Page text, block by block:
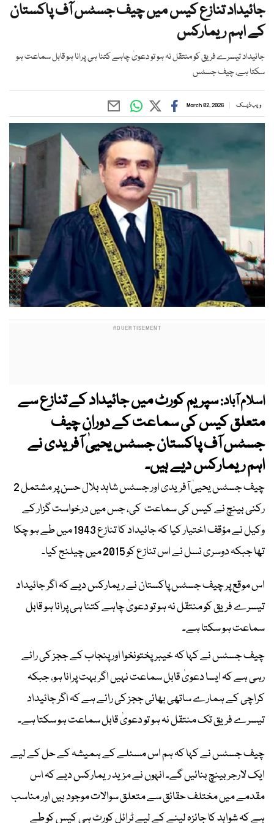
جائیداد تنازع کیس میں چیف جسٹس آف پاکستان
کے اہم ریمارکس
جائیداد تیسرے فریق کو منتقل نہ ہو تو دعویٰ چاہے کتنا ہی پرانا ہو قابل سماعت ہو
سکتا ہے، چیف جسٹس
ویب ڈیسک March 02, 2026
اسلام آباد:سپریم کورٹ میں جائیداد کے تنازع سے
متعلق کیس کی سماعت کے دوران چیف
جسٹس آف پاکستان جسٹس یحییٰ آفریدی نے
اہم ریمارکس دیے ہیں۔
چیف جسٹس یحییٰ آفریدی اور جسٹس شاہد بلال حسن پر مشتمل 2
رکنی بینچ نے کیس کی سماعت کی، جس میں درخواست گزار کے
وکیل نے مؤقف اختیار کیا کہ جائیداد کا تنازع 1943 میں طے ہو چکا
تھا جبکہ دوسری نسل نے اس تنازع کو 2015 میں چیلنج کیا۔
اس موقع پر چیف جسٹس پاکستان نے ریمارکس دیے کہ اگر جائیداد
تیسرے فریق کو منتقل نہ ہو تو دعویٰ چاہے کتنا ہی پرانا ہو قابل
سماعت ہو سکتا ہے۔
چیف جسٹس نے کہا کہ خیبرپختونخوا اور پنجاب کے ججز کی رائے
رہی ہے کہ ایسا دعویٰ قابل سماعت نہیں اگر بہت پرانا ہو، جبکہ
کراچی کے ہمارے ساتھی بھائی ججز کی رائے ہے کہ اگر جائیداد
تیسرے فریق تک منتقل نہ ہو تو دعویٰ قابل سماعت ہو سکتا ہے۔
چیف جسٹس نے کہا کہ ہم اس مسئلے کے ہمیشہ کے حل کے لیے
ایک لارجر بینچ بنائیں گے۔ انہوں نے مزید ریمارکس دیے کہ اس
مقدمے میں مختلف حقائق سے متعلق سوالات موجود ہیں اور مناسب
ہے کہ شواہد کا جائزہ لینے کے لیے ٹرائل کورٹ ہی کیس کو طے